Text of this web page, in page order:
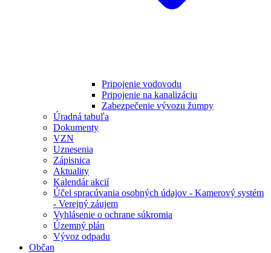
Pripojenie vodovodu
Pripojenie na kanalizáciu
Zabezpečenie vývozu žumpy
Úradná tabuľa
Dokumenty
VZN
Uznesenia
Zápisnica
Aktuality
Kalendár akcií
Účel spracúvania osobných údajov - Kamerový systém
- Verejný záujem
Vyhlásenie o ochrane súkromia
Územný plán
Vývoz odpadu
Občan